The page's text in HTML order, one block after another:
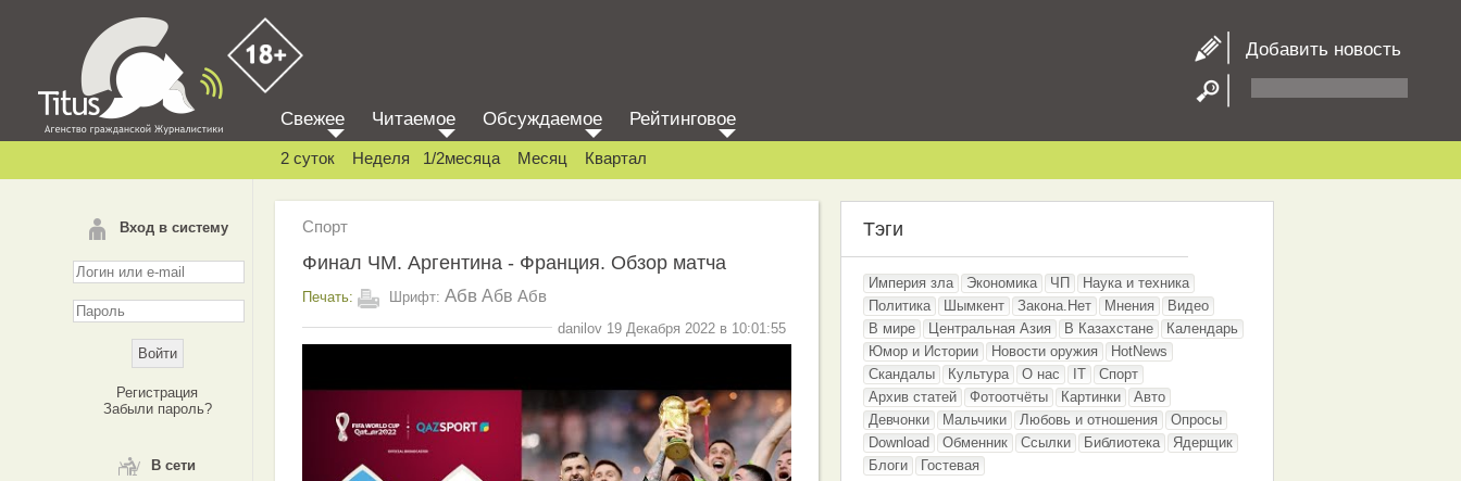
Добавить новость
Вход в систему
Регистрация
Забыли пароль?
В сети
Свежее Читаемое Обсуждаемое Рейтинговое
2 суток Неделя 1/2месяца Месяц Квартал
Спорт
Финал ЧМ. Аргентина - Франция. Обзор матча
Печать: Шрифт: Абв Абв Абв
danilov 19 Декабря 2022 в 10:01:55
Тэги
Империя зла Экономика ЧП
Наука и техника
Политика
Шымкент Закона.Нет Мнения
Видео
В мире
Центральная Азия В Казахстане
Календарь
Юмор и Истории
Новости оружия
HotNews
Скандалы
Культура О нас IT
Спорт
Архив статей
Фотоотчёты Картинки
Авто
Девчонки
Мальчики Любовь и отношения
Опросы
Download
Обменник Ссылки Библиотека
Ядерщик
Блоги
Гостевая